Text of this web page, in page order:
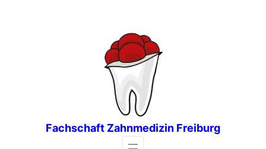
Fachschaft Zahnmedizin Freiburg